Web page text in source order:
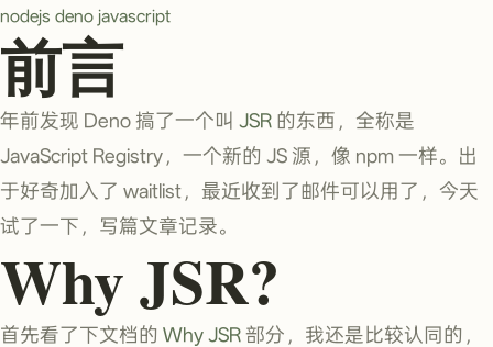
nodejs deno javascript
前言
年前发现 Deno 搞了一个叫 JSR 的东西，全称是
JavaScript Registry，一个新的 JS 源，像 npm 一样。出
于好奇加入了 waitlist，最近收到了邮件可以用了，今天
试了一下，写篇文章记录。
Why JSR?
首先看了下文档的 Why JSR部分，我还是比较认同的，